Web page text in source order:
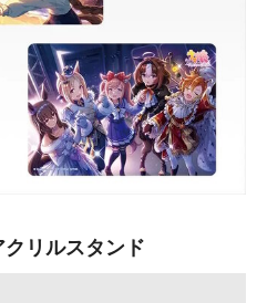
リルスタンド